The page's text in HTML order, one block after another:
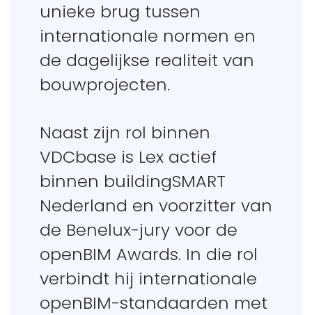
unieke brug tussen
internationale normen en
de dagelijkse realiteit van
bouwprojecten.
Naast zijn rol binnen
VDCbase is Lex actief
binnen buildingSMART
Nederland en voorzitter van
de Benelux-jury voor de
openBIM Awards. In die rol
verbindt hij internationale
openBIM-standaarden met